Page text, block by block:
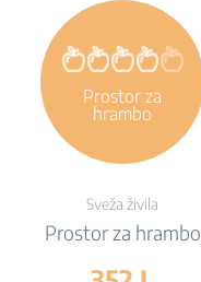
Prostor za
hrambo
Sveža živila
Prostor za hrambo